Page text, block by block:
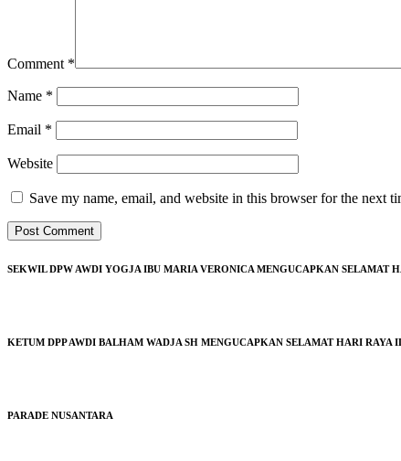
Comment *
Name *
Email *
Website
Save my name, email, and website in this browser for the next
SEKWIL DPW AWDI YOGJA IBU MARIA VERONICA MENGUCAPKAN SELAMAT
KETUM DPP AWDI BALHAM WADJA SH MENGUCAPKAN SELAMAT HARI RAYA
PARADE NUSANTARA